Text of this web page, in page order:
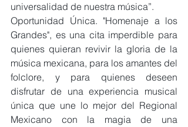
universalidad de nuestra música”.
Oportunidad Única. "Homenaje a los
Grandes", es una cita imperdible para
quienes quieran revivir la gloria de la
música mexicana, para los amantes del
folclore, y para quienes deseen
disfrutar de una experiencia musical
única que une lo mejor del Regional
Mexicano con la magia de una